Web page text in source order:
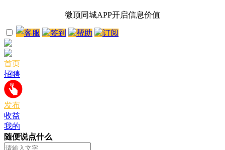
微顶同城APP开启信息价值
客服 签到 帮助 订阅
首页
招聘
发布
收益
我的
随便说点什么